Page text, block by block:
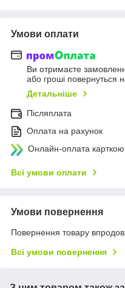
Умови оплати
Ви отримаєте
або гроші повернуться
Детальніше
Післяплата
Оплата на рахунок
Онлайн-оплата
Всі умови оплати
Умови повернення
Повернення товару
Всі умови повернення